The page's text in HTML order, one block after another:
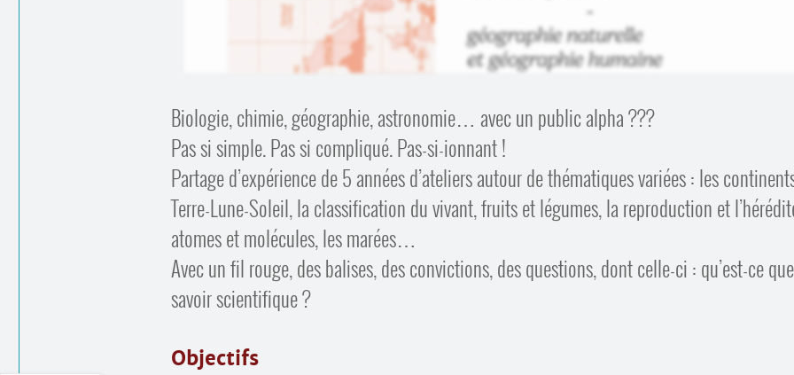
Biologie, chimie, géographie, astronomie… avec un public alpha ???
Pas si simple. Pas si compliqué. Pas-si-ionnant !
Partage d’expérience de 5 années d’ateliers autour de thématiques variées : les
Terre-Lune-Soleil, la classification du vivant, fruits et légumes, la reproduction et
atomes et molécules, les marées…
Avec un fil rouge, des balises, des convictions, des questions, dont celle-ci : qu’est-ce
savoir scientifique ?
Objectifs